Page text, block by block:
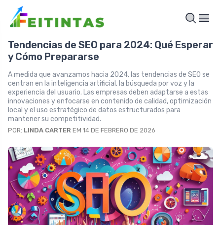
Tendencias de SEO para 2024: Qué Esperar
y Cómo Prepararse
A medida que avanzamos hacia 2024, las tendencias de SEO se
centran en la inteligencia artificial, la búsqueda por voz y la
experiencia del usuario. Las empresas deben adaptarse a estas
innovaciones y enfocarse en contenido de calidad, optimización
local y el uso estratégico de datos estructurados para
mantener su competitividad.
POR: LINDA CARTER EM 14 DE FEBRERO DE 2026